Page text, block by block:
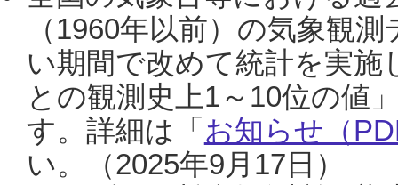
（1960年以前）の気象観
い期間で改めて統計を実
との観測史上1～10位の値
す。詳細は「 お知らせ（
い。（2025年9月17日）